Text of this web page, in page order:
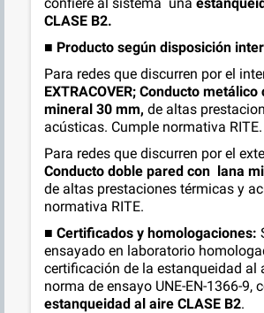
CLASE B2.
■ Producto según disposición
Para redes que discurren por el
EXTRACOVER; Conducto metálico
mineral 30 mm, de altas
acústicas. Cumple normativa RITE.
Para redes que discurren por el
Conducto doble pared con lana
de altas prestaciones térmicas y
normativa RITE.
■ Certificados y homologaciones:
ensayado en laboratorio
certificación de la estanqueidad al
norma de ensayo UNE-EN-1366-9,
estanqueidad al aire CLASE B2.